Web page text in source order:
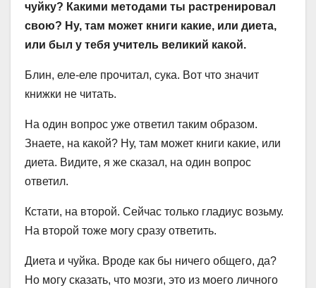
чуйку? Какими методами ты растренировал
свою? Ну, там может книги какие, или диета,
или был у тебя учитель великий какой.
Блин, еле-еле прочитал, сука. Вот что значит
книжки не читать.
На один вопрос уже ответил таким образом.
Знаете, на какой? Ну, там может книги какие, или
диета. Видите, я же сказал, на один вопрос
ответил.
Кстати, на второй. Сейчас только гладиус возьму.
На второй тоже могу сразу ответить.
Диета и чуйка. Вроде как бы ничего общего, да?
Но могу сказать, что мозги, это из моего личного